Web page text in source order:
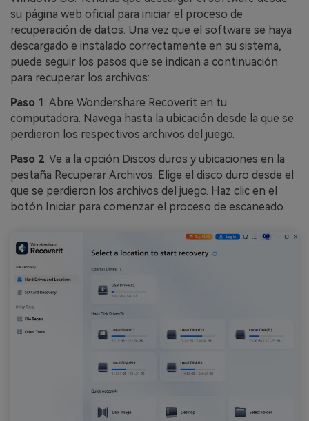
su página web oficial para iniciar el proceso de
recuperación de datos. Una vez que el software se haya
descargado e instalado correctamente en su sistema,
puede seguir los pasos que se indican a continuación
para recuperar los archivos:
Paso 1 : Abre Wondershare Recoverit en tu
computadora. Navega hasta la ubicación desde la que se
perdieron los respectivos archivos del juego.
Paso 2: Ve a la opción Discos duros y ubicaciones en la
pestaña Recuperar Archivos. Elige el disco duro desde el
que se perdieron los archivos del juego. Haz clic en el
botón Iniciar para comenzar el proceso de escaneado.